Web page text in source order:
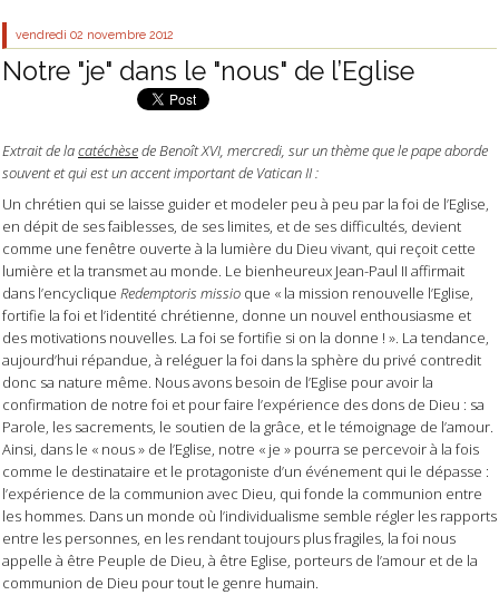
vendredi 02 novembre 2012
Notre "je" dans le "nous" de l’Eglise
Extrait de lacatéchèsede Benoît XVI, mercredi, sur un thème que le pape aborde
souvent et qui est un accent important de Vatican II :
Un chrétien qui se laisse guider et modeler peu à peu par la foi de l’Eglise,
en dépit de ses faiblesses, de ses limites, et de ses difficultés, devient
comme une fenêtre ouverte à la lumière du Dieu vivant, qui reçoit cette
lumière et la transmet au monde. Le bienheureux Jean-Paul II affirmait
dans l’encyclique Redemptoris missio que « la mission renouvelle l’Eglise,
fortifie la foi et l’identité chrétienne, donne un nouvel enthousiasme et
des motivations nouvelles. La foi se fortifie si on la donne ! ». La tendance,
aujourd’hui répandue, à reléguer la foi dans la sphère du privé contredit
donc sa nature même. Nous avons besoin de l’Eglise pour avoir la
confirmation de notre foi et pour faire l’expérience des dons de Dieu : sa
Parole, les sacrements, le soutien de la grâce, et le témoignage de l’amour.
Ainsi, dans le « nous » de l’Eglise, notre « je » pourra se percevoir à la fois
comme le destinataire et le protagoniste d’un événement qui le dépasse :
l’expérience de la communion avec Dieu, qui fonde la communion entre
les hommes. Dans un monde où l’individualisme semble régler les rapports
entre les personnes, en les rendant toujours plus fragiles, la foi nous
appelle à être Peuple de Dieu, à être Eglise, porteurs de l’amour et de la
communion de Dieu pour tout le genre humain.